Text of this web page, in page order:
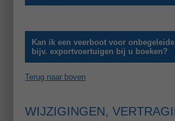
Kan ik een veerboot voor
bijv. exportvoertuigen bij u boeken?
Terug naar boven
WIJZIGINGEN,